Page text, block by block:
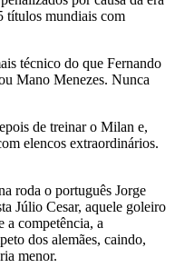
títulos mundiais com
técnico do que Fernando
Mano Menezes. Nunca
de treinar o Milan e,
elencos extraordinários.
roda o português Jorge
Júlio Cesar, aquele goleiro
a competência, a
dos alemães, caindo,
menor.